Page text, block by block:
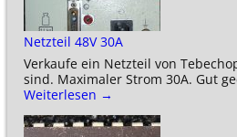
Netzteil 48V 30A
Verkaufe ein Netzteil von
sind. Maximaler Strom 30A. Gut
Weiterlesen →